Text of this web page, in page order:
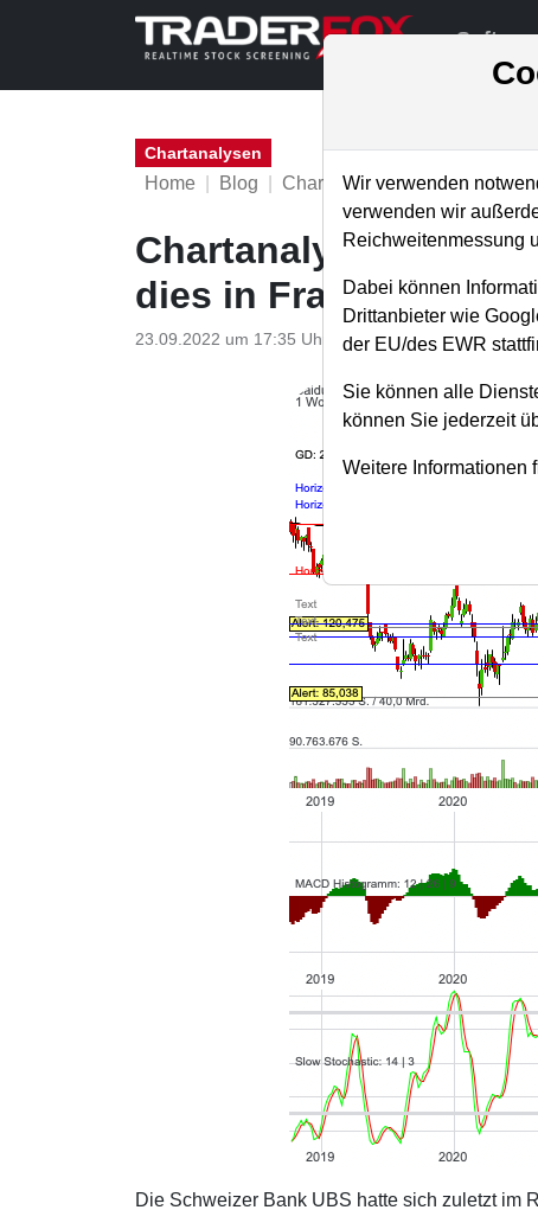
Chartanalysen
Home Blog Chartanalysen
Chartanalyse Baidu:
dies in Frage!
23.09.2022 um 17:35 Uhr P. Uhlschmied
Die Schweizer Bank UBS hatte sich zuletzt im
Wir verwenden
verwenden wir
Reichweitenmessung
Dabei können
Drittanbieter wie
der EU/des EWR
Sie können alle
können Sie jederzeit
Weitere Informationen